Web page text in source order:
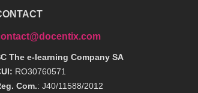
The e-learning Company SA
RO30760571
Com.: J40/11588/2012